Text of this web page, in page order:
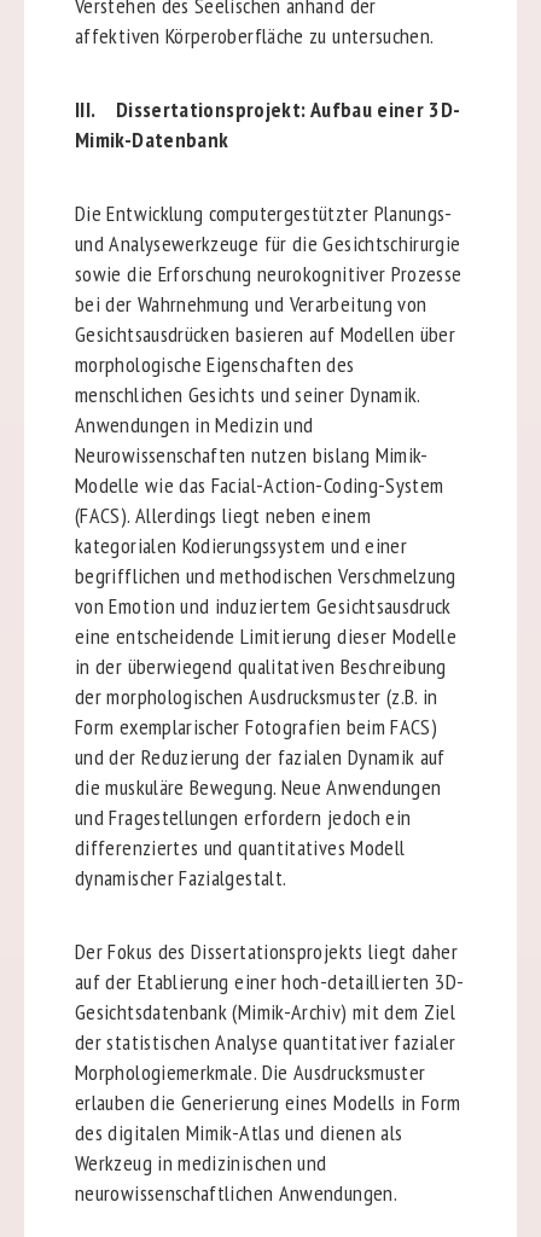
affektiven Körperoberfläche zu untersuchen.
III. Dissertationsprojekt: Aufbau einer 3D-
Mimik-Datenbank
Die Entwicklung computergestützter Planungs-
und Analysewerkzeuge für die Gesichtschirurgie
sowie die Erforschung neurokognitiver Prozesse
bei der Wahrnehmung und Verarbeitung von
Gesichtsausdrücken basieren auf Modellen über
morphologische Eigenschaften des
menschlichen Gesichts und seiner Dynamik.
Anwendungen in Medizin und
Neurowissenschaften nutzen bislang Mimik-
Modelle wie das Facial-Action-Coding-System
(FACS). Allerdings liegt neben einem
kategorialen Kodierungssystem und einer
begrifflichen und methodischen Verschmelzung
von Emotion und induziertem Gesichtsausdruck
eine entscheidende Limitierung dieser Modelle
in der überwiegend qualitativen Beschreibung
der morphologischen Ausdrucksmuster (z.B. in
Form exemplarischer Fotografien beim FACS)
und der Reduzierung der fazialen Dynamik auf
die muskuläre Bewegung. Neue Anwendungen
und Fragestellungen erfordern jedoch ein
differenziertes und quantitatives Modell
dynamischer Fazialgestalt.
Der Fokus des Dissertationsprojekts liegt daher
auf der Etablierung einer hoch-detaillierten 3D-
Gesichtsdatenbank (Mimik-Archiv) mit dem Ziel
der statistischen Analyse quantitativer fazialer
Morphologiemerkmale. Die Ausdrucksmuster
erlauben die Generierung eines Modells in Form
des digitalen Mimik-Atlas und dienen als
Werkzeug in medizinischen und
neurowissenschaftlichen Anwendungen.